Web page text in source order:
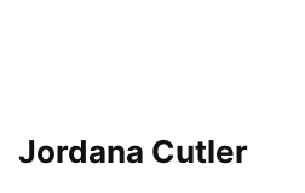
Jordana Cutler